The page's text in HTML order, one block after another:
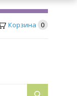
Корзина 0